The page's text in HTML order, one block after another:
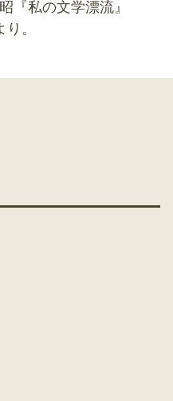
『私の文学漂流』
。